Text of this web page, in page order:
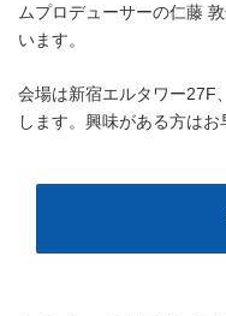
ムプロデューサーの仁藤
います。
会場は新宿エルタワー27F
します。興味がある方はお